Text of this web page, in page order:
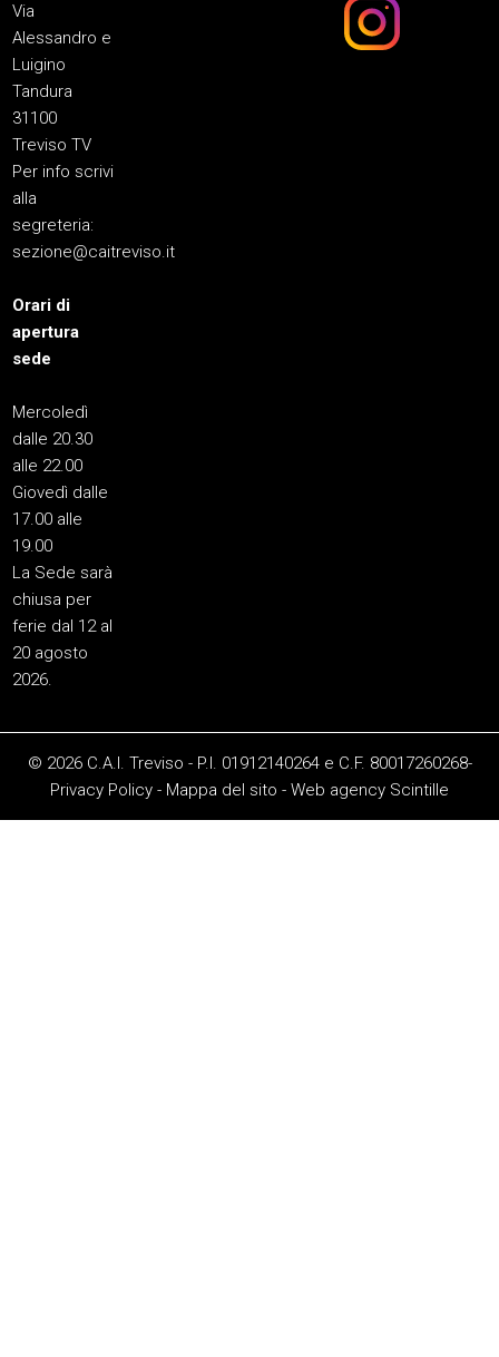
Via
Alessandro e
Luigino
Tandura
31100
Treviso TV
Per info scrivi
alla
segreteria:
sezione@caitreviso.it
Orari di
apertura
sede
Mercoledì
dalle 20.30
alle 22.00
Giovedì dalle
17.00 alle
19.00
La Sede sarà
chiusa per
ferie dal 12 al
20 agosto
2026.
© 2026 C.A.I. Treviso - P.I. 01912140264 e C.F. 80017260268-
Privacy Policy - Mappa del sito - Web agency Scintille